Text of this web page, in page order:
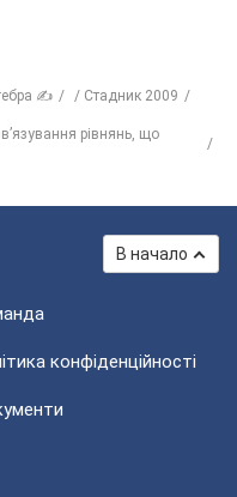
✍
Стадник 2009
рівнянь, що
В начало
конфіденційності